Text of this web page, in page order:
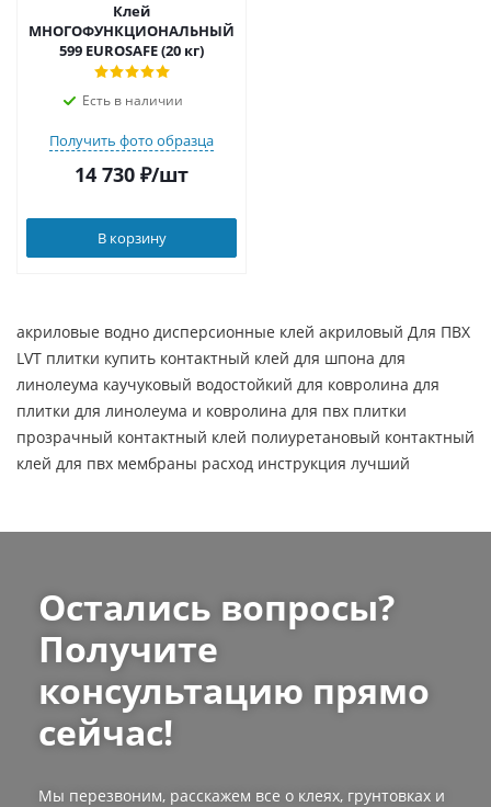
Клей
МНОГОФУНКЦИОНАЛЬНЫЙ
599 EUROSAFE (20 кг)
Есть в наличии
Получить фото образца
14 730 ₽/шт
В корзину
акриловые водно дисперсионные клей акриловый Для ПВХ
LVT плитки купить контактный клей для шпона для
линолеума каучуковый водостойкий для ковролина для
плитки для линолеума и ковролина для пвх плитки
прозрачный контактный клей полиуретановый контактный
клей для пвх мембраны расход инструкция лучший
Остались вопросы?
Получите
консультацию прямо
сейчас!
Мы перезвоним, расскажем все о клеях, грунтовках и